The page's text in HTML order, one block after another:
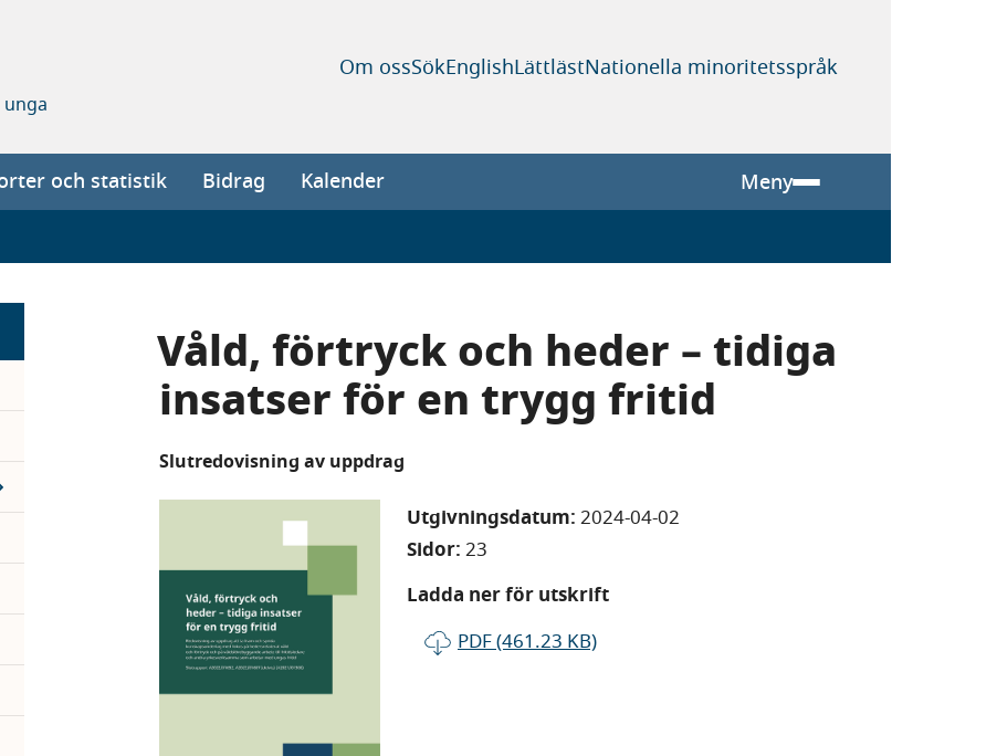
Om ossSökEnglishLättlästNationella minoritetsspråk
och statistik Bidrag Kalender Meny
Våld, förtryck och heder – tidiga
insatser för en trygg fritid
Slutredovisning av uppdrag
Utgivningsdatum: 2024-04-02
Sidor: 23
Ladda ner för utskrift
PDF (461.23 KB)